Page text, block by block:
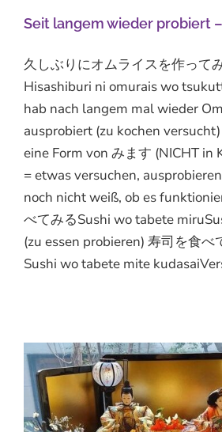
Seit langem wieder probiert
久しぶりにオムライスを作って
Hisashiburi ni omurais wo
hab nach langem mal wieder
ausprobiert (zu kochen
eine Form von みます (NICHT in
= etwas versuchen,
noch nicht weiß, ob es
べてみるSushi wo tabete
(zu essen probieren) 寿司を食べ
Sushi wo tabete mite